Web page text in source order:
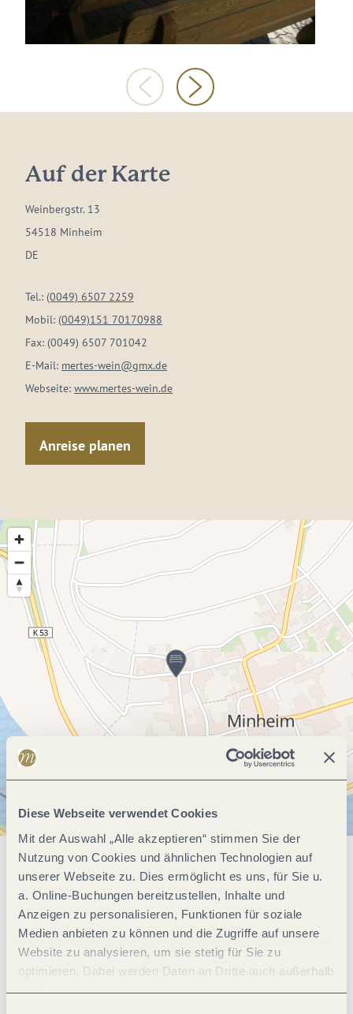
Diese Webseite verwendet Cookies
Mit der Auswahl „Alle akzeptieren“ stimmen Sie der
Nutzung von Cookies und ähnlichen Technologien auf
unserer Webseite zu. Dies ermöglicht es uns, für Sie u.
a. Online-Buchungen bereitzustellen, Inhalte und
Anzeigen zu personalisieren, Funktionen für soziale
Medien anbieten zu können und die Zugriffe auf unsere
Website zu analysieren, um sie stetig für Sie zu
optimieren. Dabei werden Daten an Dritte auch außerhalb
der Europäischen Union weitergegeben und dort
Auf der Karte
Weinbergstr. 13
54518 Minheim
DE
Tel.: (0049) 6507 2259
Mobil: (0049)151 70170988
Fax: (0049) 6507 701042
E-Mail: mertes-wein@gmx.de
Webseite: www.mertes-wein.de
Anreise planen
Allgemeine Informationen
Einrichtungen Betrieb